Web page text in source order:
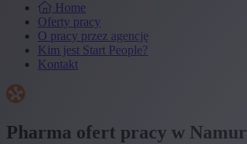
Home
Oferty pracy
O pracy przez agencję
Kim jest Start People?
Kontakt
Pharma ofert pracy w Namur